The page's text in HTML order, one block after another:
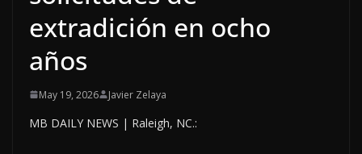
extradición en ocho
años
May 19, 2026 Javier Zelaya
MB DAILY NEWS | Raleigh, NC.: